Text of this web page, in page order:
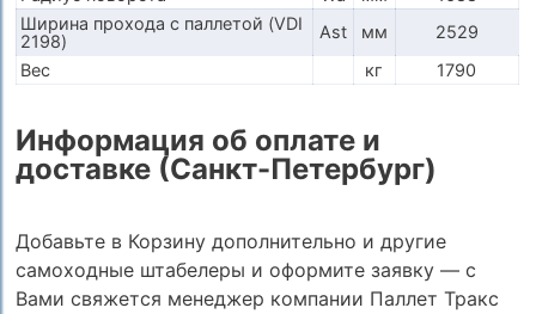
Ширина прохода с паллетой (VDI
2198)
Ast мм
2529
Вес
кг 1790
Информация об оплате и
доставке (Санкт-Петербург)
Добавьте в Корзину дополнительно и другие
самоходные штабелеры и оформите заявку — с
Вами свяжется менеджер компании Паллет Тракс